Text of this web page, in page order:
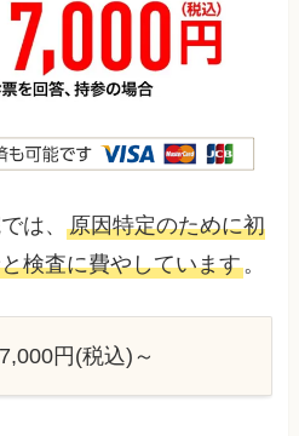
は、原因特定のために初
検査に費やしています。
円(税込)～